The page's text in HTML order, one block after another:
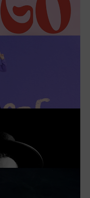
DE 2025
GALA EN
A UCRAÏNA